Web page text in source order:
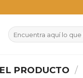
Buscar
por:
PRODUCTO /